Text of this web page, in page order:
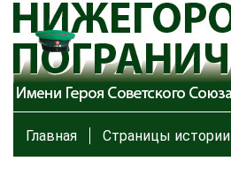
Главная Страницы истории